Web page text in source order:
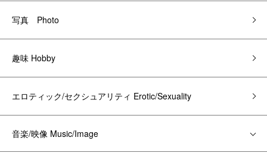
写真 Photo
趣味 Hobby
エロティック/セクシュアリティ Erotic/Sexuality
音楽/映像 Music/Image